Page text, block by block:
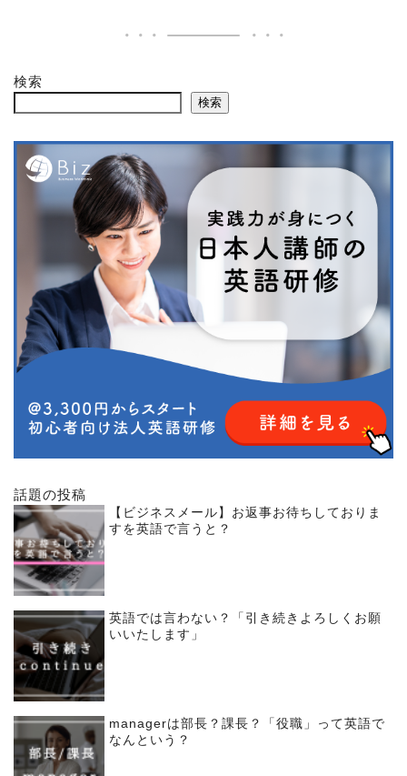
検索
検索
話題の投稿
【ビジネスメール】お返事お待ちしておりま
すを英語で言うと？
英語では言わない？「引き続きよろしくお願
いいたします」
managerは部長？課長？「役職」って英語で
なんという？